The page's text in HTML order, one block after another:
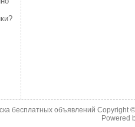
бесплатных объявлений Copyright
Powered